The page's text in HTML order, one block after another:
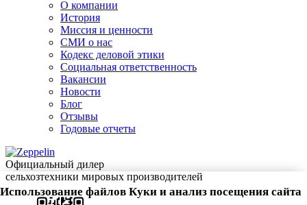
О компании
История
Миссия и ценности
СМИ о нас
Кодекс деловой этики
Социальная ответственность
Вакансии
Новости
Блог
Отзывы
Годовые отчеты
Официальный дилер
сельхозтехники мировых производителей
Использование файлов Куки и анализ посещения сайта